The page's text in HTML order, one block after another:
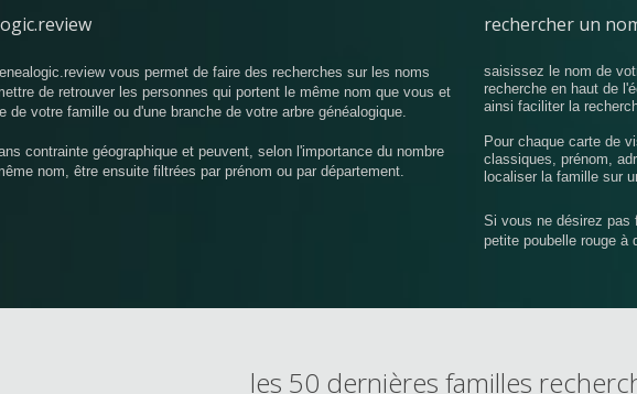
vous permet de faire des recherches sur les noms
de retrouver les personnes qui portent le même nom que vous et
de votre famille ou d'une branche de votre arbre généalogique.
contrainte géographique et peuvent, selon l'importance du nombre
nom, être ensuite filtrées par prénom ou par département.
rechercher un
saisissez le nom de
recherche en haut de
ainsi faciliter la
Pour chaque carte de
classiques, prénom,
localiser la famille sur
Si vous ne désirez pas
petite poubelle rouge à
les 50 dernières familles